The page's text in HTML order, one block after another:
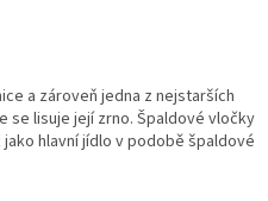
a zároveň jedna z nejstarších
se lisuje její zrno. Špaldové vločky
hlavní jídlo v podobě špaldové